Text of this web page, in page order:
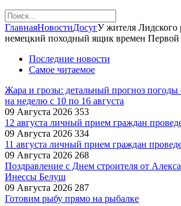
ГлавнаяНовостиДосугУ жителя Лидского
немецкий походный ящик времен
Последние новости
Самое читаемое
Жара и грозы: детальный прогноз погоды
на неделю с 10 по 16 августа
09 Августа 2026 353
12 августа личный прием граждан
09 Августа 2026 334
11 августа личный прием граждан
09 Августа 2026 268
Поздравление с Днем строителя от
Инессы Белуш
09 Августа 2026 287
Готовим рыбу прямо на рыбалке